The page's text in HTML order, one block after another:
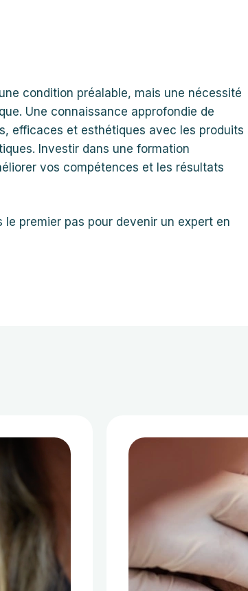
condition préalable, mais une nécessité
Une connaissance approfondie de
efficaces et esthétiques avec les produits
Investir dans une formation
vos compétences et les résultats
le premier pas pour devenir un expert en